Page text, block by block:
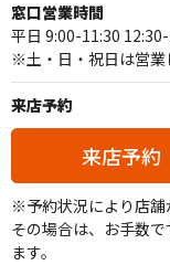
窓口営業時間
平日 9:00-11:30
※土・日・祝日は営業
来店予約
来店予約
※予約状況により店舗
その場合は、お手数
ます。